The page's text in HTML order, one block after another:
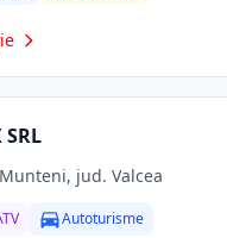
SRL
jud. Valcea
Autoturisme